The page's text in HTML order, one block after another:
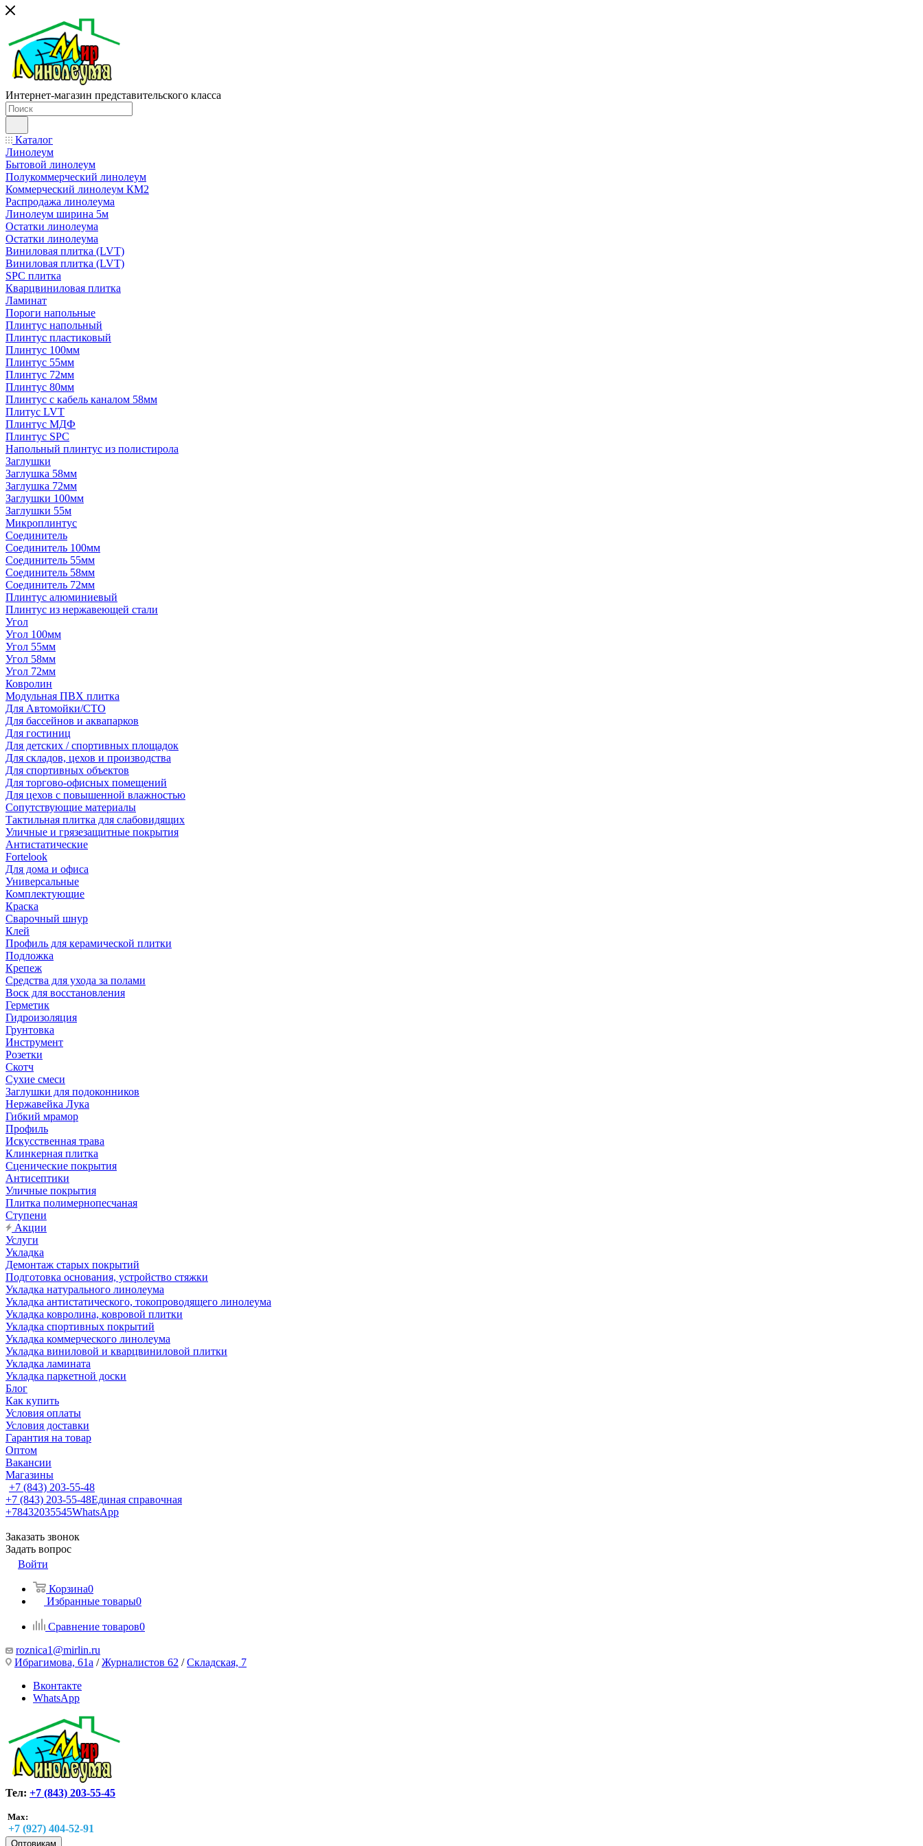
Интернет-магазин представительского класса
Каталог
Линолеум
Бытовой линолеум
Полукоммерческий линолеум
Коммерческий линолеум КМ2
Распродажа линолеума
Линолеум ширина 5м
Остатки линолеума
Остатки линолеума
Виниловая плитка (LVT)
Виниловая плитка (LVT)
SPC плитка
Кварцвиниловая плитка
Ламинат
Пороги напольные
Плинтус напольный
Плинтус пластиковый
Плинтус 100мм
Плинтус 55мм
Плинтус 72мм
Плинтус 80мм
Плинтус с кабель каналом 58мм
Плитус LVT
Плинтус МДФ
Плинтус SPC
Напольный плинтус из полистирола
Заглушки
Заглушка 58мм
Заглушка 72мм
Заглушки 100мм
Заглушки 55м
Микроплинтус
Соединитель
Соединитель 100мм
Соединитель 55мм
Соединитель 58мм
Соединитель 72мм
Плинтус алюминиевый
Плинтус из нержавеющей стали
Угол
Угол 100мм
Угол 55мм
Угол 58мм
Угол 72мм
Ковролин
Модульная ПВХ плитка
Для Автомойки/СТО
Для бассейнов и аквапарков
Для гостиниц
Для детских / спортивных площадок
Для складов, цехов и производства
Для спортивных объектов
Для торгово-офисных помещений
Для цехов с повышенной влажностью
Сопутствующие материалы
Тактильная плитка для слабовидящих
Уличные и грязезащитные покрытия
Антистатические
Fortelook
Для дома и офиса
Универсальные
Комплектующие
Краска
Сварочный шнур
Клей
Профиль для керамической плитки
Подложка
Крепеж
Средства для ухода за полами
Воск для восстановления
Герметик
Гидроизоляция
Грунтовка
Инструмент
Розетки
Скотч
Сухие смеси
Заглушки для подоконников
Нержавейка Лука
Гибкий мрамор
Профиль
Искусственная трава
Клинкерная плитка
Сценические покрытия
Антисептики
Уличные покрытия
Плитка полимернопесчаная
Ступени
Акции
Услуги
Укладка
Демонтаж старых покрытий
Подготовка основания, устройство стяжки
Укладка натурального линолеума
Укладка антистатического, токопроводящего линолеума
Укладка ковролина, ковровой плитки
Укладка спортивных покрытий
Укладка коммерческого линолеума
Укладка виниловой и кварцвиниловой плитки
Укладка ламината
Укладка паркетной доски
Блог
Как купить
Условия оплаты
Условия доставки
Гарантия на товар
Оптом
Вакансии
Магазины
+7 (843) 203-55-48
+7 (843) 203-55-48Единая справочная
+78432035545WhatsApp
Заказать звонок
Задать вопрос
Войти
Корзина0
Избранные товары0
Сравнение товаров0
roznica1@mirlin.ru
Ибрагимова, 61а /Журналистов 62 /Складская, 7
Вконтакте
WhatsApp
Тел: +7 (843) 203-55-45
Max:
+7 (927) 404-52-91
Оптовикам